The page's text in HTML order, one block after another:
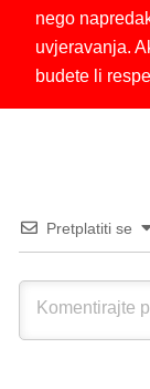
nego
uvjeravanja.
budete li
Pretplatiti se